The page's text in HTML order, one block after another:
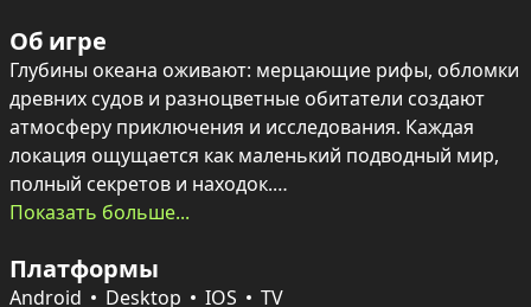
Об игре
Глубины океана оживают: мерцающие рифы, обломки
древних судов и разноцветные обитатели создают
атмосферу приключения и исследования. Каждая
локация ощущается как маленький подводный мир,
полный секретов и находок.
На поле собираются цепочки из одинаковых блоков,
— цели уровней варьируются от очистки блоков до
сбора определённых обитателей. Крупные
Показать больше...
Платформы
Android Desktop IOS TV